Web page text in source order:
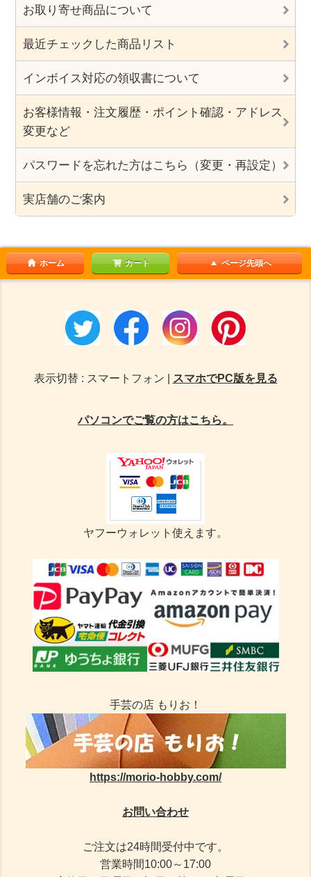
お取り寄せ商品について
最近チェックした商品リスト
インボイス対応の領収書について
お客様情報・注文履歴・ポイント確認・アドレス
変更など
パスワードを忘れた方はこちら（変更・再設定）
実店舗のご案内
ホーム カート ページ先頭へ
表示切替 : スマートフォン | スマホでPC版を見る
パソコンでご覧の方はこちら。
ヤフーウォレット使えます。
手芸の店 もりお！
https://morio-hobby.com/
お問い合わせ
ご注文は24時間受付中です。
営業時間10:00～17:00